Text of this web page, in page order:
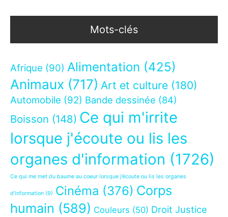
Mots-clés
Afrique (90) Alimentation (425)
Animaux (717) Art et culture (180)
Automobile (92) Bande dessinée (84)
Boisson (148) Ce qui m'irrite
lorsque j'écoute ou lis les
organes d'information (1726)
Ce qui me met du baume au coeur lorsque j’écoute ou lis les organes
d’information (9) Cinéma (376) Corps
humain (589) Couleurs (50) Droit Justice